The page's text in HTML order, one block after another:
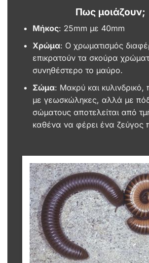
Πως μοιάζουν;
Μήκος: 25mm με 40mm
Χρώμα: Ο χρωματισμός
επικρατούν τα σκούρα
συνηθέστερο το μαύρο.
Σώμα: Μακρύ και κυλινδρικό,
με γεωσκώληκες, αλλά με
σώματους αποτελείται από
καθένα να φέρει ένα ζεύγος